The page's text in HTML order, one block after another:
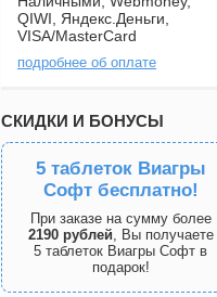
QIWI, Яндекс.Деньги,
VISA/MasterCard
подробнее об оплате
СКИДКИ И БОНУСЫ
5 таблеток Виагры
Софт бесплатно!
При заказе на сумму более
2190 рублей, Вы получаете
5 таблеток Виагры Софт в
подарок!